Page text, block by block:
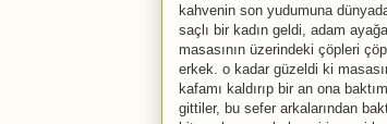
kahvenin son yudumuna
saçlı bir kadın geldi, adam
masasının üzerindeki çöpleri
erkek. o kadar güzeldi ki
kafamı kaldırıp bir an ona
gittiler, bu sefer arkalarından